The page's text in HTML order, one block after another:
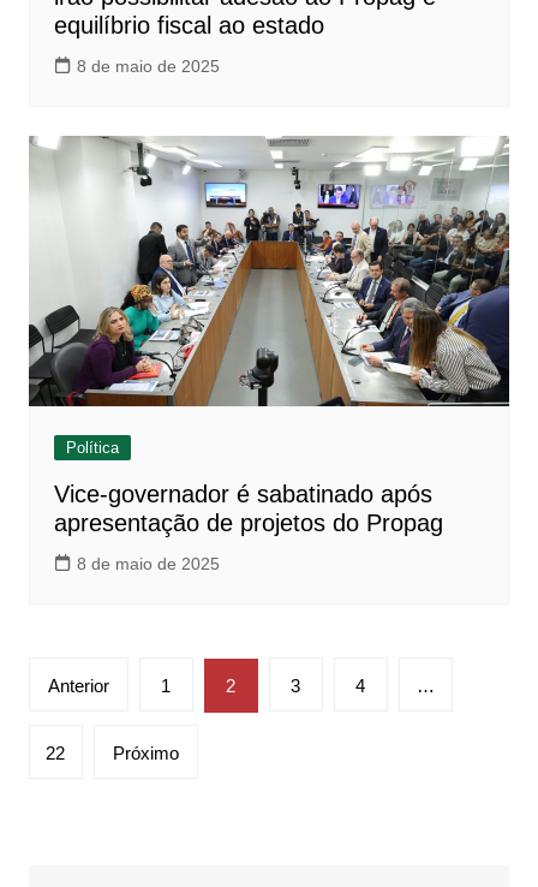
equilíbrio fiscal ao estado
8 de maio de 2025
Política
Vice-governador é sabatinado após
apresentação de projetos do Propag
8 de maio de 2025
Paginação
posts
Anterior 1 2 3 4 …
22 Próximo